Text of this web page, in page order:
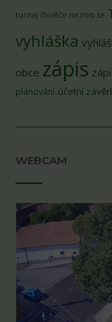
turnaj člověče nezlob se
vyhláška
obce zápis
plánování účetní
WEBCAM